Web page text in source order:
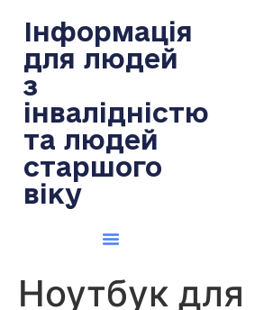
Інформація
для людей
з
інвалідністю
та людей
старшого
віку
Ноутбук для